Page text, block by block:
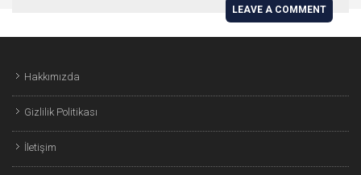
LEAVE A COMMENT
Hakkımızda
Gizlilik Politikası
İletişim